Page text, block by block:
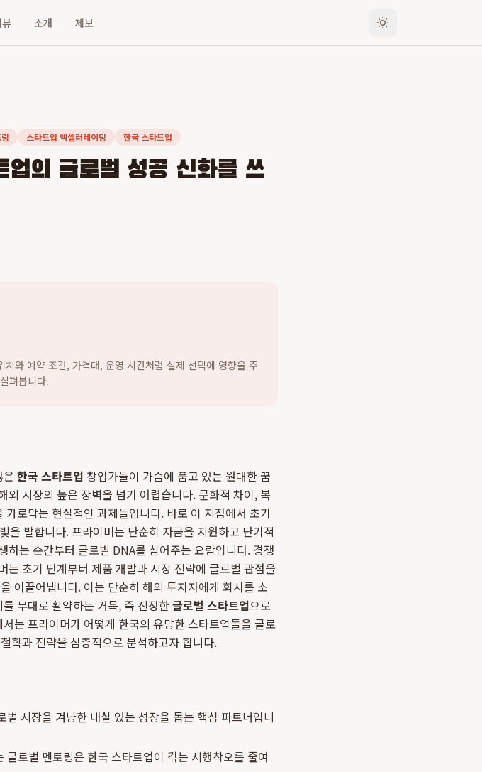
소개 제보
스타트업 액셀러레이팅 한국 스타트업
의 글로벌 성공 신화를 쓰
와 예약 조건, 가격대, 운영 시간처럼 실제 선택에 영향을 주
펴봅니다.
한국 스타트업 창업가들이 가슴에 품고 있는 원대한 꿈
시장의 높은 장벽을 넘기 어렵습니다. 문화적 차이, 복
가로막는 현실적인 과제들입니다. 바로 이 지점에서 초기
을 발합니다. 프라이머는 단순히 자금을 지원하고 단기적
는 순간부터 글로벌 DNA를 심어주는 요람입니다. 경쟁
는 초기 단계부터 제품 개발과 시장 전략에 글로벌 관점을
이끌어냅니다. 이는 단순히 해외 투자자에게 회사를 소
무대로 활약하는 거목, 즉 진정한글로벌 스타트업으로
는 프라이머가 어떻게 한국의 유망한 스타트업들을 글로
학과 전략을 심층적으로 분석하고자 합니다.
시장을 겨냥한 내실 있는 성장을 돕는 핵심 파트너입니
로벌 멘토링은 한국 스타트업이 겪는 시행착오를 줄여